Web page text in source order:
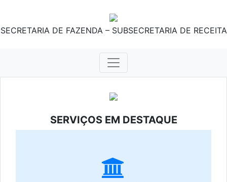
SECRETARIA DE FAZENDA – SUBSECRETARIA DE RECEITA
SERVIÇOS EM DESTAQUE